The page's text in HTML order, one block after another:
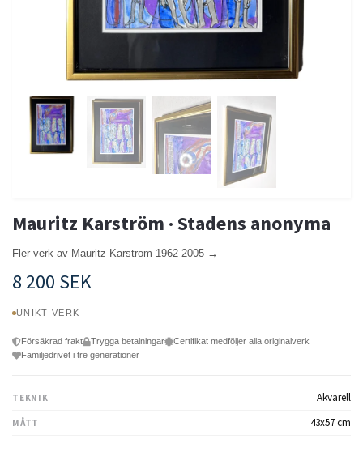
Mauritz Karström · Stadens anonyma
Fler verk av Mauritz Karstrom 1962 2005 →
8 200 SEK
UNIKT VERK
Försäkrad frakt Trygga betalningar
Certifikat medföljer alla originalverk
Familjedrivet i tre generationer
TEKNIK Akvarell
MÅTT 43x57 cm